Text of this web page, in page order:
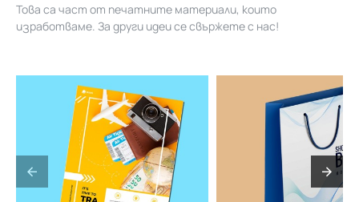
Това са част от печатните материали, които
изработваме. За други идеи се свържете с нас!